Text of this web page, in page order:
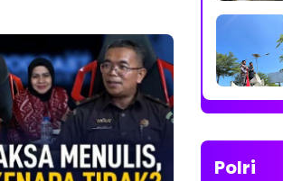
Polri